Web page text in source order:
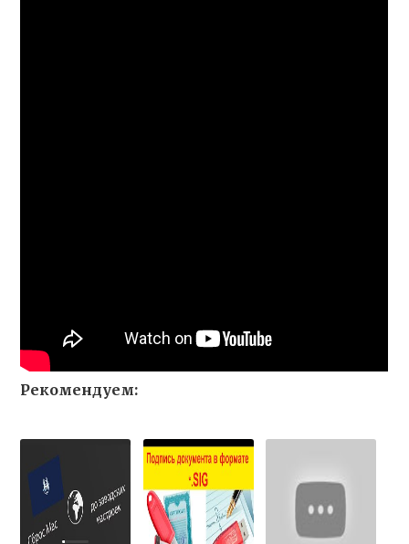
Рекомендуем: